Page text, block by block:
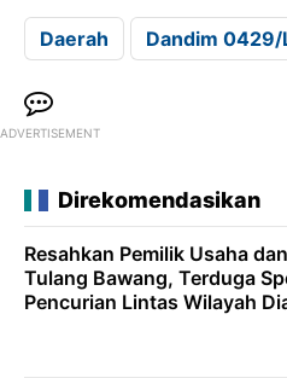
Daerah Dandim 0429/
ADVERTISEMENT
Direkomendasikan
Resahkan Pemilik Usaha
Tulang Bawang, Terduga
Pencurian Lintas Wilayah